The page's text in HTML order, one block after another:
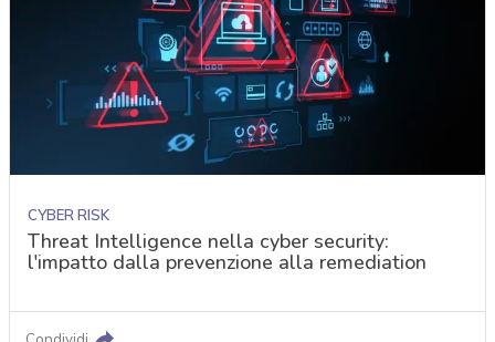
CYBER RISK
Threat Intelligence nella cyber security:
l'impatto dalla prevenzione alla remediation
Condividi